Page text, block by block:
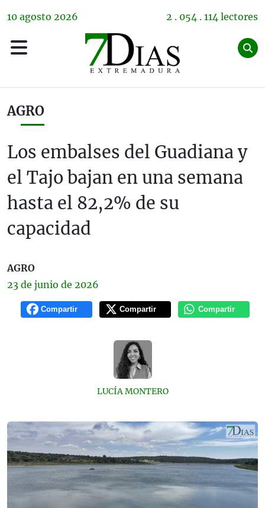
10 agosto 2026 2 . 054 . 114 lectores
AGRO
Los embalses del Guadiana y
el Tajo bajan en una semana
hasta el 82,2% de su
capacidad
AGRO
23 de junio de 2026
Compartir Compartir Compartir
LUCÍA MONTERO